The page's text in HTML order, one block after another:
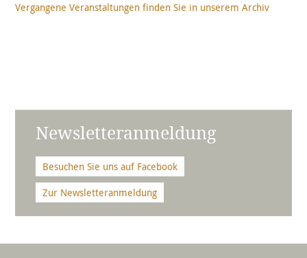
Vergangene Veranstaltungen finden Sie in unserem Archiv
Newsletteranmeldung
Besuchen Sie uns auf Facebook
Zur Newsletteranmeldung